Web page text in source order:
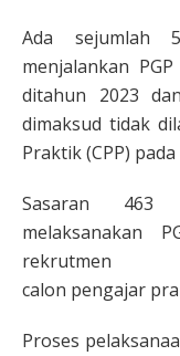
Ada sejumlah
menjalankan
ditahun 2023
dimaksud tidak
Praktik (CPP)
Sasaran 463
melaksanakan
rekrutmen
calon pengajar
Proses